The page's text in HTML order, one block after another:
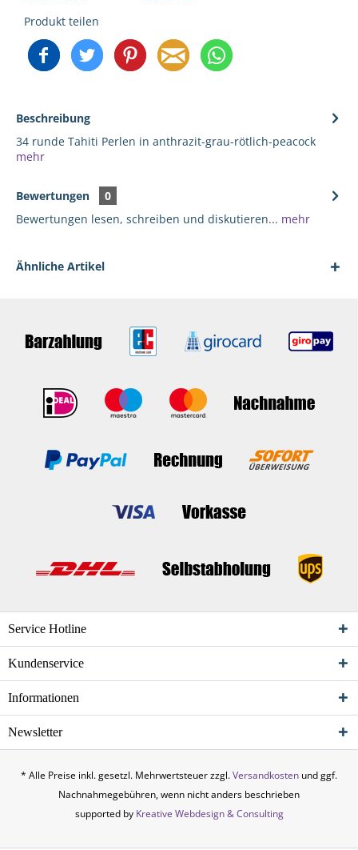
Produkt teilen
Beschreibung
34 runde Tahiti Perlen in anthrazit-grau-rötlich-peacock
mehr
Bewertungen
0
Bewertungen lesen, schreiben und diskutieren... mehr
Ähnliche Artikel
Service Hotline
Kundenservice
Informationen
Newsletter
* Alle Preise inkl. gesetzl. Mehrwertsteuer zzgl.Versandkosten und ggf.
Nachnahmegebühren, wenn nicht anders beschrieben
supported by Kreative Webdesign & Consulting